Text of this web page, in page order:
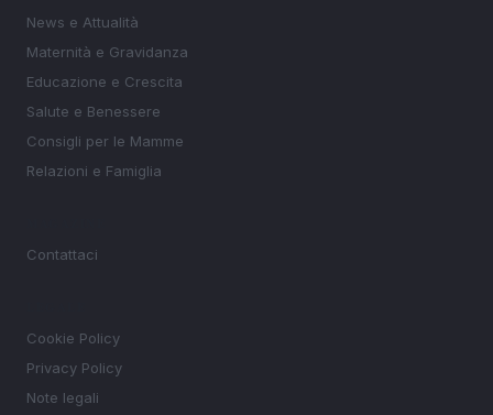
News e Attualità
Maternità e Gravidanza
Educazione e Crescita
Salute e Benessere
Consigli per le Mamme
Relazioni e Famiglia
Contattaci
Cookie Policy
Privacy Policy
Note legali